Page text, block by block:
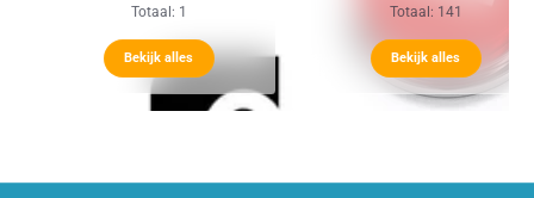
Totaal: 1
Bekijk alles
Totaal: 141
Bekijk alles